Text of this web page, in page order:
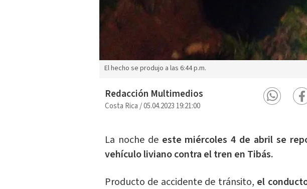
El hecho se produjo a las 6:44 p.m.
Redacción Multimedios
Costa Rica/05.04.2023 19:21:00
La noche de este miércoles 4 de abril se
vehículo liviano contra el tren en Tibás.
Producto de accidente de tránsito, el